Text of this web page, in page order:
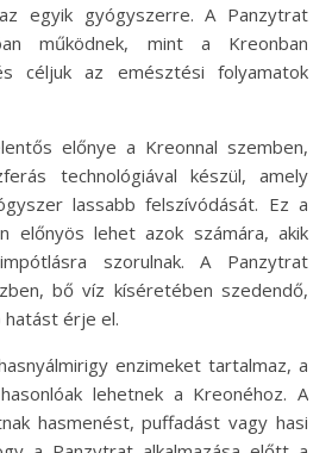
egyik gyógyszerre. A Panzytrat
működnek, mint a Kreonban
céljuk az emésztési folyamatok
előnye a Kreonnal szemben,
technológiával készül, amely
lassabb felszívódását. Ez a
előnyös lehet azok számára, akik
szorulnak. A Panzytrat
bő víz kíséretében szedendő,
érje el.
enzimeket tartalmaz, a
lehetnek a Kreonéhoz. A
hasmenést, puffadást vagy hasi